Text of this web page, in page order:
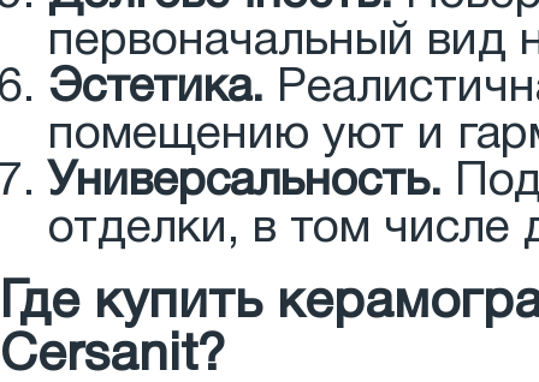
первоначальный вид
Эстетика.
помещению уют и
Универсальность.
отделки, в том числе
Где купить
Cersanit?